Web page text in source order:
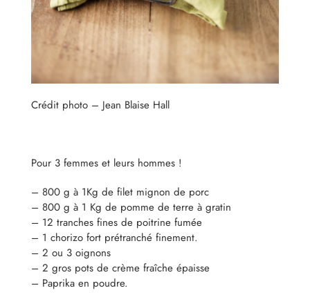
Crédit photo – Jean Blaise Hall
Pour 3 femmes et leurs hommes !
– 800 g à 1Kg de filet mignon de porc
– 800 g à 1 Kg de pomme de terre à gratin
– 12 tranches fines de poitrine fumée
– 1 chorizo fort prétranché finement.
– 2 ou 3 oignons
– 2 gros pots de crème fraîche épaisse
– Paprika en poudre.